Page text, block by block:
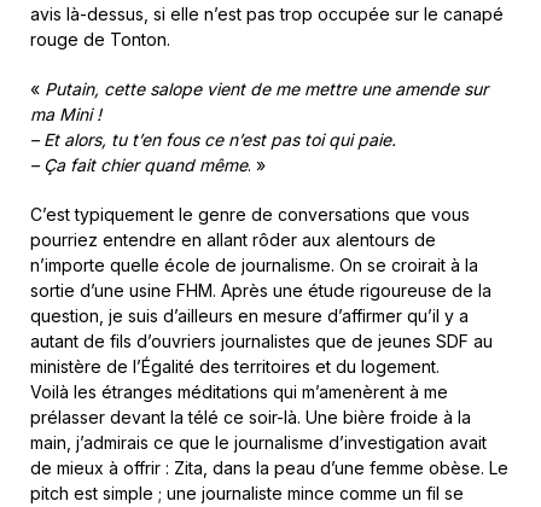
avis là-dessus, si elle n’est pas trop occupée sur le canapé
rouge de Tonton.
« Putain, cette salope vient de me mettre une amende sur
ma Mini !
– Et alors, tu t’en fous ce n’est pas toi qui paie.
– Ça fait chier quand même. »
C’est typiquement le genre de conversations que vous
pourriez entendre en allant rôder aux alentours de
n’importe quelle école de journalisme. On se croirait à la
sortie d’une usine FHM. Après une étude rigoureuse de la
question, je suis d’ailleurs en mesure d’affirmer qu’il y a
autant de fils d’ouvriers journalistes que de jeunes SDF au
ministère de l’Égalité des territoires et du logement.
Voilà les étranges méditations qui m’amenèrent à me
prélasser devant la télé ce soir-là. Une bière froide à la
main, j’admirais ce que le journalisme d’investigation avait
de mieux à offrir : Zita, dans la peau d’une femme obèse. Le
pitch est simple ; une journaliste mince comme un fil se